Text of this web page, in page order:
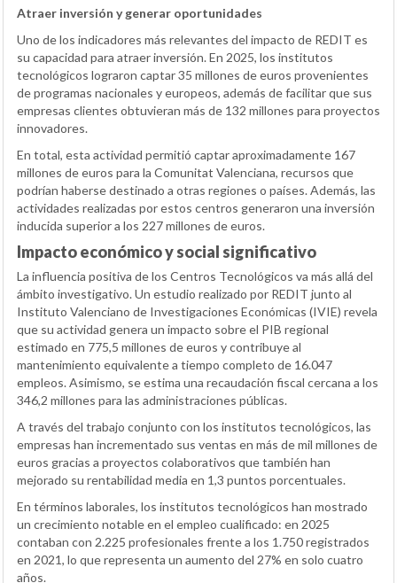
Atraer inversión y generar oportunidades
Uno de los indicadores más relevantes del impacto de REDIT es
su capacidad para atraer inversión. En 2025, los institutos
tecnológicos lograron captar 35 millones de euros provenientes
de programas nacionales y europeos, además de facilitar que sus
empresas clientes obtuvieran más de 132 millones para proyectos
innovadores.
En total, esta actividad permitió captar aproximadamente 167
millones de euros para la Comunitat Valenciana, recursos que
podrían haberse destinado a otras regiones o países. Además, las
actividades realizadas por estos centros generaron una inversión
inducida superior a los 227 millones de euros.
Impacto económico y social significativo
La influencia positiva de los Centros Tecnológicos va más allá del
ámbito investigativo. Un estudio realizado por REDIT junto al
Instituto Valenciano de Investigaciones Económicas (IVIE) revela
que su actividad genera un impacto sobre el PIB regional
estimado en 775,5 millones de euros y contribuye al
mantenimiento equivalente a tiempo completo de 16.047
empleos. Asimismo, se estima una recaudación fiscal cercana a los
346,2 millones para las administraciones públicas.
A través del trabajo conjunto con los institutos tecnológicos, las
empresas han incrementado sus ventas en más de mil millones de
euros gracias a proyectos colaborativos que también han
mejorado su rentabilidad media en 1,3 puntos porcentuales.
En términos laborales, los institutos tecnológicos han mostrado
un crecimiento notable en el empleo cualificado: en 2025
contaban con 2.225 profesionales frente a los 1.750 registrados
en 2021, lo que representa un aumento del 27% en solo cuatro
años.